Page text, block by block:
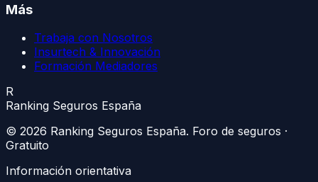
Más
Trabaja con Nosotros
Insurtech & Innovación
Formación Mediadores
R
Ranking Seguros España
© 2026 Ranking Seguros España. Foro de seguros ·
Gratuito
Información orientativa